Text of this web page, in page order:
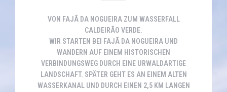
VON FAJÃ DA NOGUEIRA ZUM WASSERFALL
CALDEIRÃO VERDE.
WIR STARTEN BEI FAJÃ DA NOGUEIRA UND
WANDERN AUF EINEM HISTORISCHEN
VERBINDUNGSWEG DURCH EINE URWALDARTIGE
LANDSCHAFT. SPÄTER GEHT ES AN EINEM ALTEN
WASSERKANAL UND DURCH EINEN 2,5 KM LANGEN